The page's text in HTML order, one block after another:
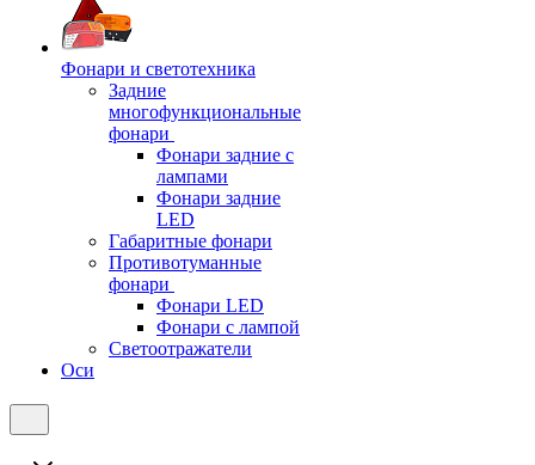
Фонари и светотехника
Задние
многофункциональные
фонари
Фонари задние с
лампами
Фонари задние
LED
Габаритные фонари
Противотуманные
фонари
Фонари LED
Фонари с лампой
Светоотражатели
Оси